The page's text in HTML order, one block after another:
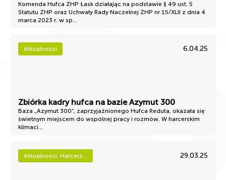
Komenda Hufca ZHP Łask działając na podstawie § 49 ust. 5
Statutu ZHP oraz Uchwały Rady Naczelnej ZHP nr 15/XLII z dnia 4
marca 2023 r. w sp...
Aktualności 6.04.25
Zbiórka kadry hufca na bazie Azymut 300
Baza „Azymut 300”, zaprzyjaźnionego Hufca Reduta, okazała się
świetnym miejscem do wspólnej pracy i rozmów. W harcerskim
klimaci...
Aktualności, Harcerz... 29.03.25